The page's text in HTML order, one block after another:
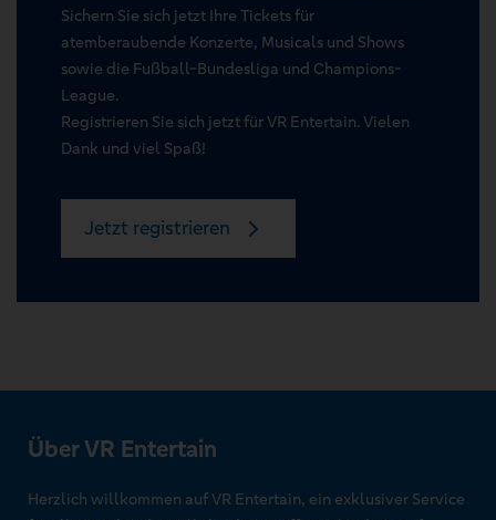
Sichern Sie sich jetzt Ihre Tickets für
atemberaubende Konzerte, Musicals und Shows
sowie die Fußball-Bundesliga und Champions-
League.
Registrieren Sie sich jetzt für VR Entertain. Vielen
Dank und viel Spaß!
Jetzt registrieren
Über VR Entertain
Herzlich willkommen auf VR Entertain, ein exklusiver Service